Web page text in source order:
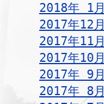
2018年 1月
2017年12月
2017年11月
2017年10月
2017年 9月
2017年 8月